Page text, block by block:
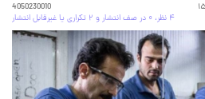
4050230010
۴ نظر، ۰ در صف انتشار و ۲ تکراری یا غیرقابل انتشار